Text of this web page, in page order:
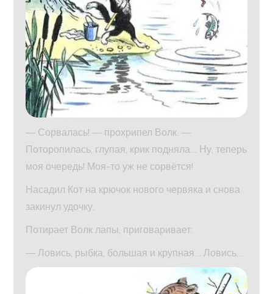
— Сорвалась! — прохрипел Волк. —
Поторопилась, глупая, крик подняла… Ну, теперь
моя очередь! Моя-то уж не сорвётся!
Насадил Кот на крючок нового червяка и снова
закинул удочку.
Потирает Волк лапы, приговаривает:
— Ловись, рыбка, большая и крупная… Ловись…